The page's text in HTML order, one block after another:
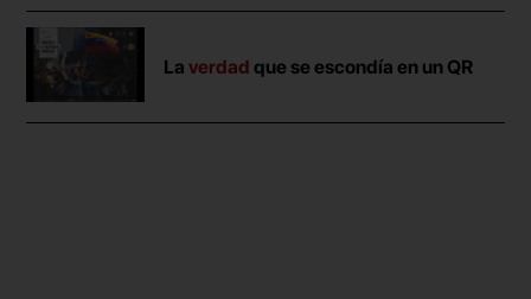
Laverdad que se escondía en un QR